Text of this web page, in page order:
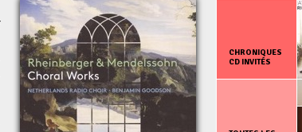
CHRONIQUES
CD INVITÉS